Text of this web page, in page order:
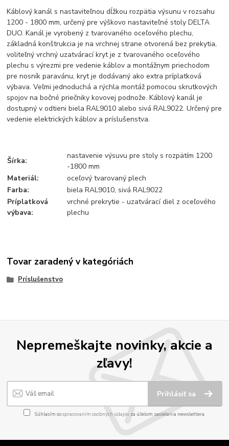
Káblový kanál s nastaviteľnou dĺžkou rozpätia výsunu v rozsahu
1200 - 1800 mm, určený pre výškovo nastaviteľné stoly DELTA
DUO. Kanál je vyrobený z tvarovaného oceľového plechu,
základná konštrukcia je na vrchnej strane otvorená bez prekytia,
voliteľný vrchný uzatvárací kryt je z tvarovaného oceľového
plechu s výrezmi pre vedenie káblov a montážnym priechodom
pre nosník paravánu, kryt je dodávaný ako extra príplatková
výbava. Veľmi jednoduchá a rýchla montáž pomocou skrutkových
spojov na bočné priečniky kovovej podnože. Káblový kanál je
dostupný v odtieni biela RAL9010 alebo sivá RAL9022. Určený pre
vedenie elektrických káblov a príslušenstva.
Šírka:
nastavenie výsuvu pre stoly s rozpätím 1200
-1800 mm
Materiál:
oceľový tvarovaný plech
Farba:
biela RAL9010, sivá RAL9022
Príplatková
výbava:
vrchné prekrytie - uzatvárací diel z oceľového
plechu
Tovar zaradený v kategóriách
Príslušenstvo
Nepremeškajte novinky, akcie a
zľavy!
Prihlásiť sa
Súhlasím sospracovaním osobných údajov za účelom zasielania newslettera.